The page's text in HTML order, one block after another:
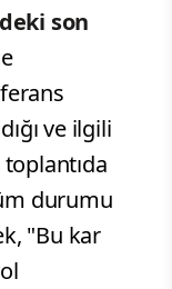
son
ve ilgili
durumu
"Bu kar